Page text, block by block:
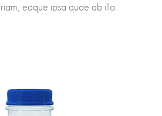
eaque ipsa quae ab illo.